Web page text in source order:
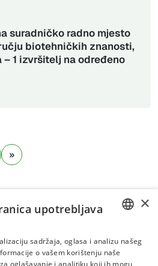
suradničko radno mjesto
biotehničkih znanosti,
1 izvršitelj na određeno
ENGLISH
×
upotrebljava
sadržaja, oglasa i analizu našeg
o vašem korištenju naše
oglašavanje i analitiku koji ih mogu